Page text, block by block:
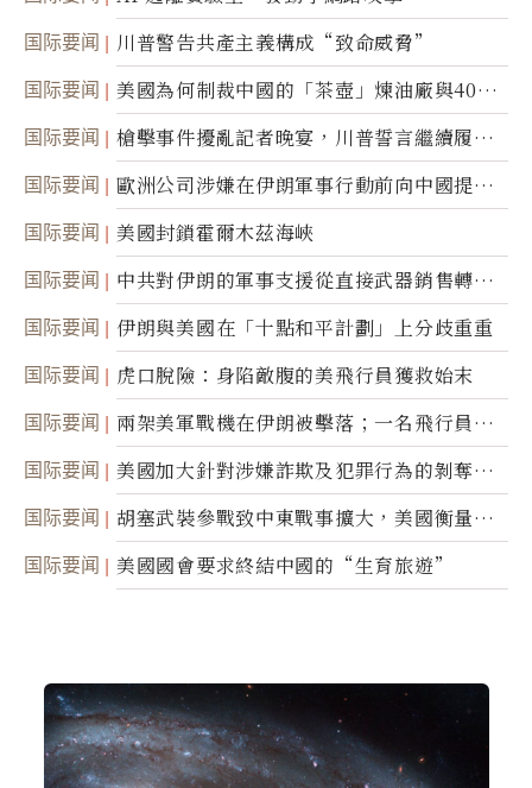
国际要闻 川普警告共產主義構成“致命威脅”
国际要闻
美國為何制裁中國的「茶壺」煉油廠與40家
航運公司
国际要闻
槍擊事件擾亂記者晚宴，川普誓言繼續履行
職責
国际要闻
歐洲公司涉嫌在伊朗軍事行動前向中國提供
美軍基地的衛星影像
国际要闻 美國封鎖霍爾木茲海峽
国际要闻
中共對伊朗的軍事支援從直接武器銷售轉向
間接技術轉讓
国际要闻 伊朗與美國在「十點和平計劃」上分歧重重
国际要闻 虎口脫險：身陷敵腹的美飛行員獲救始末
国际要闻
兩架美軍戰機在伊朗被擊落；一名飛行員失
蹤
国际要闻
美國加大針對涉嫌詐欺及犯罪行為的剝奪公
民權力度
国际要闻
胡塞武裝參戰致中東戰事擴大，美國衡量地
面入侵的可能性
国际要闻 美國國會要求終結中國的“生育旅遊”